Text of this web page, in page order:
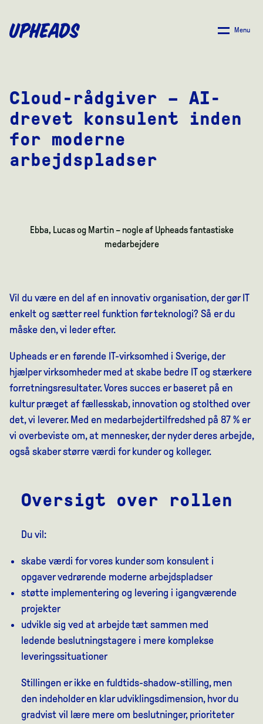
HOVEDINDHOLD
Menu
Cloud-rådgiver – AI-
drevet konsulent inden
for moderne
arbejdspladser
Vil du være en del af en innovativ organisation, der gør IT
enkelt og sætter reel funktion før teknologi? Så er du
måske den, vi leder efter.
Upheads er en førende IT-virksomhed i Sverige, der
hjælper virksomheder med at skabe bedre IT og stærkere
forretningsresultater. Vores succes er baseret på en
kultur præget af fællesskab, innovation og stolthed over
det, vi leverer. Med en medarbejdertilfredshed på 87 % er
vi overbeviste om, at mennesker, der nyder deres arbejde,
også skaber større værdi for kunder og kolleger.
Ebba, Lucas og Martin – nogle af Upheads fantastiske
medarbejdere
Oversigt over rollen
Du vil:
skabe værdi for vores kunder som konsulent i
opgaver vedrørende moderne arbejdspladser
støtte implementering og levering i igangværende
projekter
udvikle sig ved at arbejde tæt sammen med
ledende beslutningstagere i mere komplekse
leveringssituationer
Stillingen er ikke en fuldtids-shadow-stilling, men
den indeholder en klar udviklingsdimension, hvor du
gradvist vil lære mere om beslutninger, prioriteter